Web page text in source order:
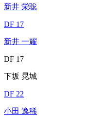
新井 栄聡
DF 17
新井 一耀
DF 17
下坂 晃城
DF 22
小田 逸稀